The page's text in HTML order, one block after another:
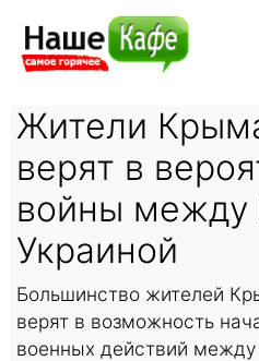
Жители
верят в
войны между
Украиной
Большинство жителей
верят в возможность
военных действий